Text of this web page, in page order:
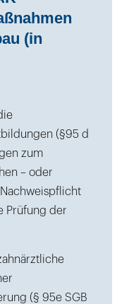
(in
(§95 d
zum
– oder
Prüfung der
(§ 95e SGB